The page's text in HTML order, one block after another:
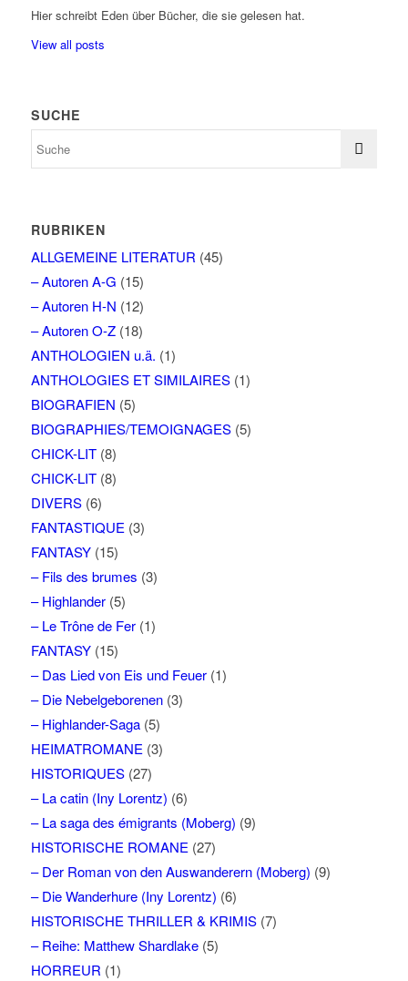
Hier schreibt Eden über Bücher, die sie gelesen hat.
View all posts
SUCHE
RUBRIKEN
ALLGEMEINE LITERATUR (45)
– Autoren A-G (15)
– Autoren H-N (12)
– Autoren O-Z(18)
ANTHOLOGIEN u.ä. (1)
ANTHOLOGIES ET SIMILAIRES(1)
BIOGRAFIEN (5)
BIOGRAPHIES/TEMOIGNAGES(5)
CHICK-LIT(8)
CHICK-LIT(8)
DIVERS(6)
FANTASTIQUE (3)
FANTASY(15)
– Fils des brumes (3)
– Highlander(5)
– Le Trône de Fer(1)
FANTASY(15)
– Das Lied von Eis und Feuer(1)
– Die Nebelgeborenen(3)
– Highlander-Saga(5)
HEIMATROMANE (3)
HISTORIQUES(27)
– La catin (Iny Lorentz) (6)
– La saga des émigrants (Moberg) (9)
HISTORISCHE ROMANE (27)
– Der Roman von den Auswanderern (Moberg) (9)
– Die Wanderhure (Iny Lorentz) (6)
HISTORISCHE THRILLER & KRIMIS(7)
– Reihe: Matthew Shardlake(5)
HORREUR (1)